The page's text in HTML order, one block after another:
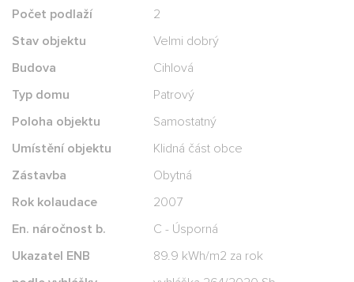
Počet podlaží
2
Stav objektu
Velmi dobrý
Budova
Cihlová
Typ domu
Patrový
Poloha objektu
Samostatný
Umístění objektu
Klidná část obce
Zástavba
Obytná
Rok kolaudace
2007
En. náročnost b.
C - Úsporná
Ukazatel ENB
89.9 kWh/m2 za rok